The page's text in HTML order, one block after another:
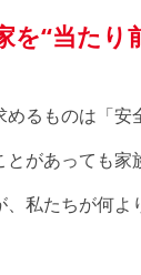
を“当たり
るものは「
があっても
私たちが何よ